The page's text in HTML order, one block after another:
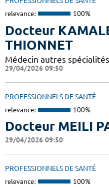
relevance: 100%
Docteur
THIONNET
Médecin autres
29/04/2026 09:50
PROFESSIONNELS DE SANTÉ
relevance: 100%
Docteur MEILI
29/04/2026 09:50
PROFESSIONNELS DE SANTÉ
relevance: 100%